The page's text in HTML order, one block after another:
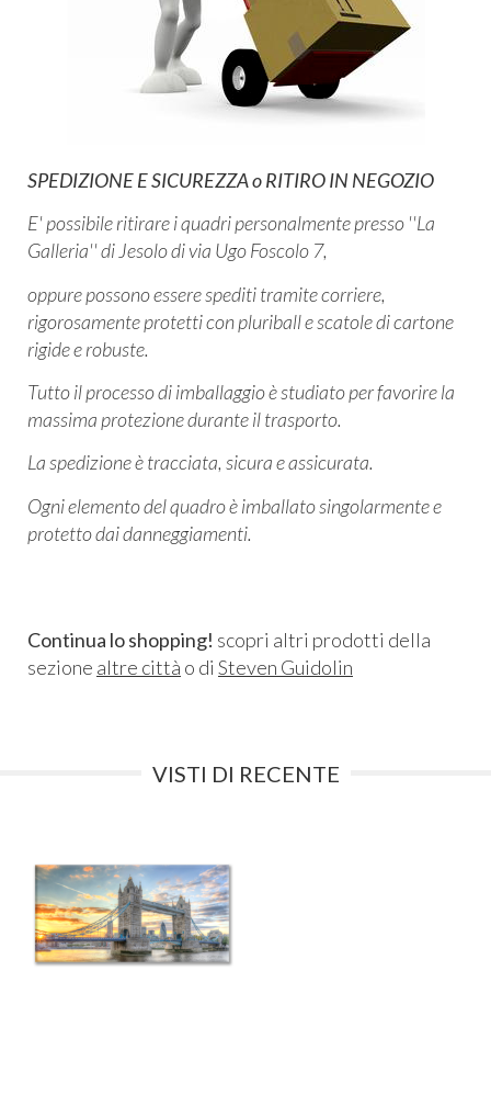
SPEDIZIONE E SICUREZZA o RITIRO IN NEGOZIO
E' possibile ritirare i quadri personalmente presso ''La
Galleria'' di Jesolo di via Ugo Foscolo 7,
oppure possono essere spediti tramite corriere,
rigorosamente protetti con pluriball e scatole di cartone
rigide e robuste.
Tutto il processo di imballaggio è studiato per favorire la
massima protezione durante il trasporto.
La spedizione è tracciata, sicura e assicurata.
Ogni elemento del quadro è imballato singolarmente e
protetto dai danneggiamenti.
Continua lo shopping! scopri altri prodotti della
sezione altre città o di Steven Guidolin
VISTI DI RECENTE